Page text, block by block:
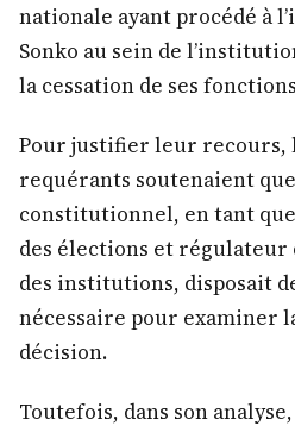
nationale ayant procédé à
Sonko au sein de
la cessation de ses
Pour justifier leur recours,
requérants soutenaient
constitutionnel, en tant
des élections et
des institutions, disposait
nécessaire pour examiner
décision.
Toutefois, dans son